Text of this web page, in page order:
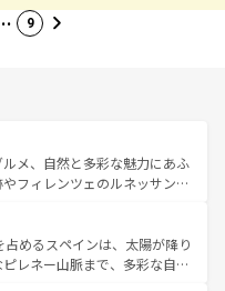
9
メ、自然と多彩な魅力にあふ
フィレンツェのルネッサンス
園風景やアマルフィ海岸の絶
い。観光の合間には、本場の
タリア料理を堪能することも
めるスペインは、太陽が降り
レネー山脈まで、多彩な自然